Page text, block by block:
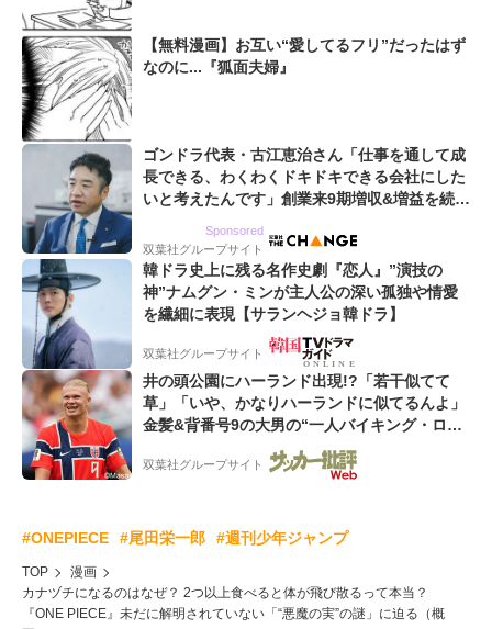
【無料漫画】お互い“愛してるフリ”だったはず
なのに...『狐面夫婦』
ゴンドラ代表・古江恵治さん「仕事を通して成
長できる、わくわくドキドキできる会社にした
いと考えたんです」創業来9期増収&増益を続け
Sponsored
双葉社グループサイト
韓ドラ史上に残る名作史劇『恋人』”演技の
神”ナムグン・ミンが主人公の深い孤独や情愛
を繊細に表現【サランヘジョ韓ドラ】
双葉社グループサイト
井の頭公園にハーランド出現!?「若干似てて
草」「いや、かなりハーランドに似てるんよ」
金髪&背番号9の大男の“一人バイキング・ロ
ー”映像が話題!「元気をもらった」
双葉社グループサイト
#ONEPIECE #尾田栄一郎 #週刊少年ジャンプ
TOP
漫画
カナヅチになるのはなぜ？ 2つ以上食べると体が飛び散るって本当？
『ONE PIECE』未だに解明されていない「“悪魔の実”の謎」に迫る（概